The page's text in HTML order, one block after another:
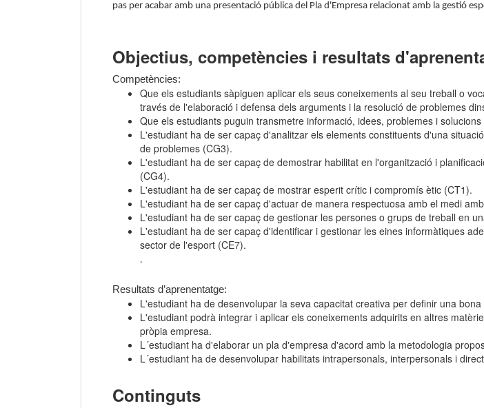
pas per acabar amb una presentació pública del Pla d'Empresa relacionat amb la gestió
Objectius, competències i resultats
Competències:
Que els estudiants sàpiguen aplicar els seus coneixements al seu treball o
través de l'elaboració i defensa dels arguments i la resolució de problemes
Que els estudiants puguin transmetre informació, idees, problemes i
L'estudiant ha de ser capaç d'analitzar els elements constituents d'una
de problemes (CG3).
L'estudiant ha de ser capaç de demostrar habilitat en l'organització i
(CG4).
L'estudiant ha de ser capaç de mostrar esperit crític i compromís ètic (CT1).
L'estudiant ha de ser capaç d'actuar de manera respectuosa amb el medi
L'estudiant ha de ser capaç de gestionar les persones o grups de treball en
L'estudiant ha de ser capaç d'identificar i gestionar les eines informàtiques
sector de l'esport (CE7).
.
Resultats d’aprenentatge:
L'estudiant ha de desenvolupar la seva capacitat creativa per definir una
L'estudiant podrà integrar i aplicar els coneixements adquirits en altres
pròpia empresa.
L´estudiant ha d'elaborar un pla d'empresa d'acord amb la metodologia
L´estudiant ha de desenvolupar habilitats intrapersonals, interpersonals i
Continguts